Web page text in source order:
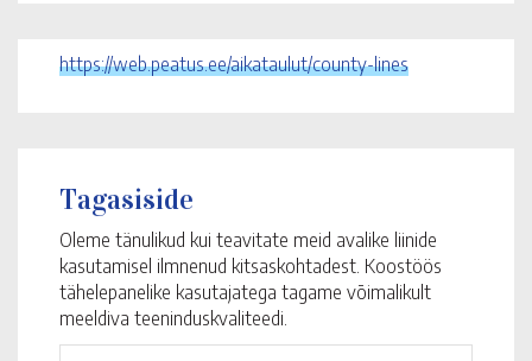
https://web.peatus.ee/aikataulut/county-lines
Tagasiside
Oleme tänulikud kui teavitate meid avalike liinide
kasutamisel ilmnenud kitsaskohtadest. Koostöös
tähelepanelike kasutajatega tagame võimalikult
meeldiva teeninduskvaliteedi.